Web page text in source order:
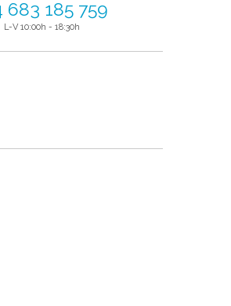
683 185 759
L-V 10:00h - 18:30h